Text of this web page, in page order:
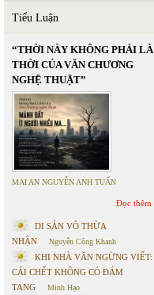
Tiểu Luận
“THỜI NÀY KHÔNG PHẢI LÀ
THỜI CỦA VĂN CHƯƠNG
NGHỆ THUẬT”
MAI AN NGUYỄN ANH TUẤN
Đọc thêm
DI SẢN VÔ THỪA
NHẬN
Nguyễn Công Khanh
KHI NHÀ VĂN NGỪNG VIẾT:
CÁI CHẾT KHÔNG CÓ ĐÁM
TANG
Minh Hạo